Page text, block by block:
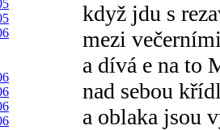
když jdu s
mezi
a dívá e na to
nad sebou
a oblaka jsou